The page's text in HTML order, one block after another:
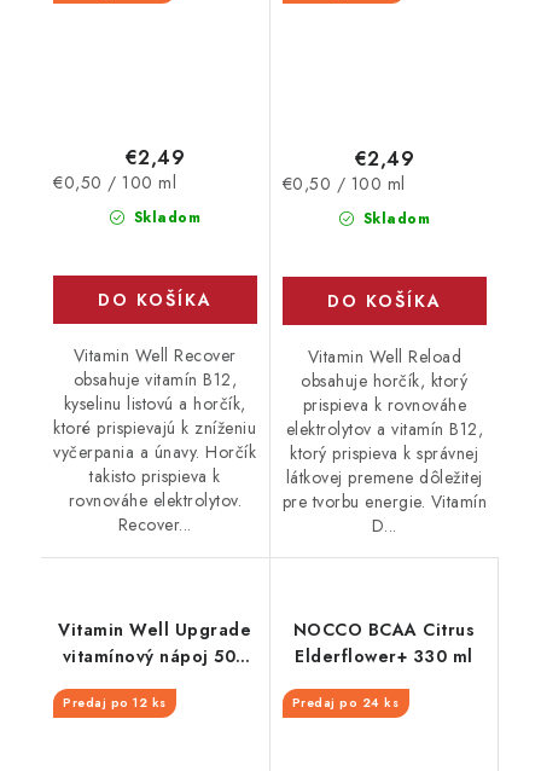
Skladom
€2,49
Jednotková
€0,50 / 100 ml
DO KOŠÍKA
Vitamin Well Recover
obsahuje vitamín B12,
kyselinu listovú a horčík,
ktoré prispievajú k zníženiu
vyčerpania a únavy. Horčík
takisto prispieva k
rovnováhe elektrolytov.
Recover...
Skladom
€2,49
Jednotková
€0,50 / 100 ml
DO KOŠÍKA
Vitamin Well Reload
obsahuje horčík, ktorý
prispieva k rovnováhe
elektrolytov a vitamín B12,
ktorý prispieva k správnej
látkovej premene dôležitej
pre tvorbu energie. Vitamín
D...
Vitamin Well Upgrade
vitamínový nápoj 500
Predaj po 12 ks
NOCCO BCAA Citrus
Elderflower+ 330 ml
Predaj po 24 ks